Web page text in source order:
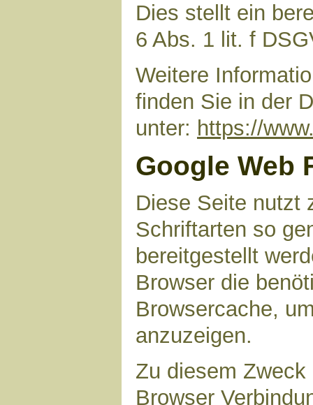
Dies stellt ein
6 Abs. 1 lit. f
Weitere
finden Sie in der
unter: https://
Google Web
Diese Seite nutzt
Schriftarten so
bereitgestellt
Browser die
Browsercache,
anzuzeigen.
Zu diesem
Browser